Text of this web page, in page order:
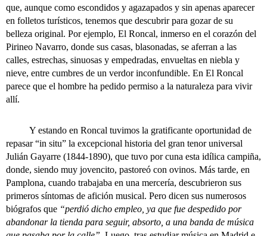
que, aunque como escondidos y agazapados y sin apenas aparecer
en folletos turísticos, tenemos que descubrir para gozar de su
belleza original. Por ejemplo, El Roncal, inmerso en el corazón del
Pirineo Navarro, donde sus casas, blasonadas, se aferran a las
calles, estrechas, sinuosas y empedradas, envueltas en niebla y
nieve, entre cumbres de un verdor inconfundible. En El Roncal
parece que el hombre ha pedido permiso a la naturaleza para vivir
allí.
Y estando en Roncal tuvimos la gratificante oportunidad de
repasar “in situ” la excepcional historia del gran tenor universal
Julián Gayarre (1844-1890), que tuvo por cuna esta idílica campiña,
donde, siendo muy jovencito, pastoreó con ovinos. Más tarde, en
Pamplona, cuando trabajaba en una mercería, descubrieron sus
primeros síntomas de afición musical. Pero dicen sus numerosos
biógrafos que “perdió dicho empleo, ya que fue despedido por
abandonar la tienda para seguir, absorto, a una banda de música